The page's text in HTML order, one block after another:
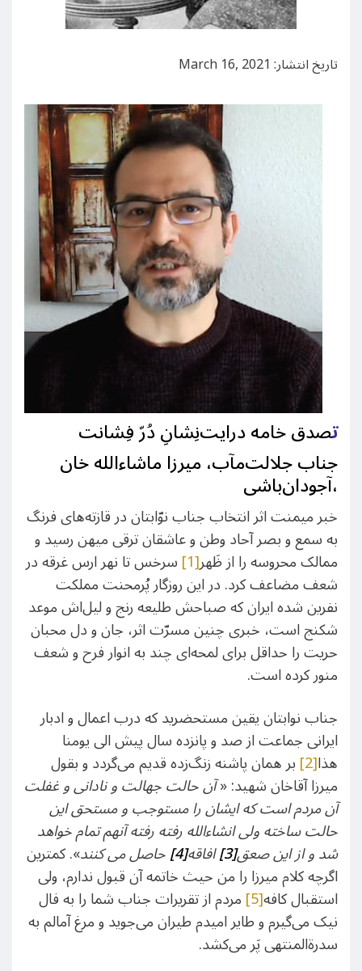
تاریخ انتشار: March 16, 2021
تصدق خامه درایت‌نِشانِ دُرّ فِشانت
جناب جلالت‌‌مآب، میرزا ماشاءالله خان
آجودان‌باشی،
خبر میمنت اثر انتخاب جناب نوّابتان در قازته‌های فرنگ
به سمع و بصر آحاد وطن و عاشقان ترقی میهن رسید و
ممالک محروسه را از ظَهر[1] سرخس تا نهر ارس غرقه در
شعف مضاعف کرد. در این روزگار پُرمحنت مملکت
نفرین شده ایران که صباحش طلیعه رنج و لیل‌اش موعد
شکنج است، خبری چنین مسرّت اثر، جان و دل محبان
حریت را حداقل برای لمحه‌ای چند به انوار فرح و شعف
منور کرده است.
جناب نوابتان یقین مستحضرید که درب اعمال و ادبار
ایرانی جماعت از صد و پانزده سال پیش الی یومنا
هذا[2] بر همان پاشنه زنگ‌زده قدیم می‌گردد و بقول
میرزا آقاخان شهید: «آن حالت جهالت و نادانی و غفلت
آن مردم است که ایشان را مستوجب و مستحق این
حالت ساخته ولی انشاءالله رفته رفته آنهم تمام خواهد
شد و از این صعق[3] افاقه[4] حاصل می کنند». کمترین
اگرچه کلام میرزا را من حیث خاتمه آن قبول ندارم، ولی
استقبال کافه[5] مردم از تقریرات جناب شما را به فال
نیک می‌گیرم و طایر امیدم طیران می‌جوید و مرغ آمالم به
سدرةالمنتهی پَر می‌کشد.